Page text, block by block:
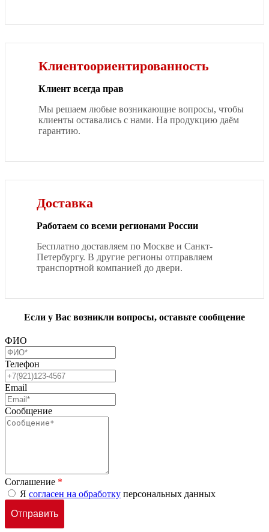
Клиентоориентированность
Клиент всегда прав
Мы решаем любые возникающие вопросы, чтобы
клиенты оставались с нами. На продукцию даём
гарантию.
Доставка
Работаем со всеми регионами России
Бесплатно доставляем по Москве и Санкт-
Петербургу. В другие регионы отправляем
транспортной компанией до двери.
Если у Вас возникли вопросы, оставьте сообщение
ФИО
Телефон
Email
Сообщение
Соглашение *
Я согласен на обработку персональных данных